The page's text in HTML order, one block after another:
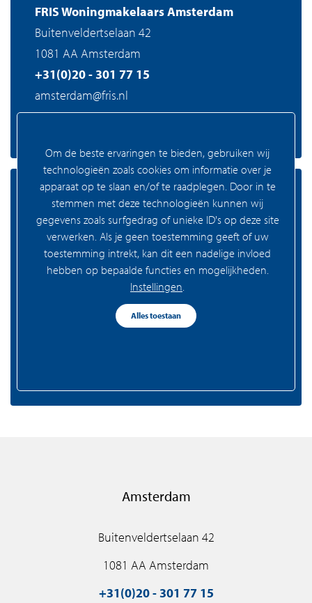
FRIS Woningmakelaars Amsterdam
Buitenveldertselaan 42
1081 AA Amsterdam
+31(0)20 - 301 77 15
amsterdam@fris.nl
Zaandam
FRIS Woningmakelaars Zaandam
Westzijde 83
1506 GA Zaandam
+31(0)75 - 655 50 90
Amsterdam
Buitenveldertselaan 42
1081 AA Amsterdam
+31(0)20 - 301 77 15
Om de beste ervaringen te bieden, gebruiken wij
technologieën zoals cookies om informatie over je
apparaat op te slaan en/of te raadplegen. Door in te
stemmen met deze technologieën kunnen wij
gegevens zoals surfgedrag of unieke ID's op deze site
verwerken. Als je geen toestemming geeft of uw
toestemming intrekt, kan dit een nadelige invloed
hebben op bepaalde functies en mogelijkheden.
Instellingen
Alles toestaan